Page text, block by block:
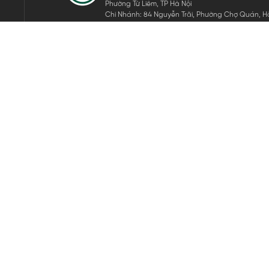
Phường Từ Liêm, TP Hà Nội
Chi Nhánh: 84 Nguyễn Trãi, Phường Chợ Quán,